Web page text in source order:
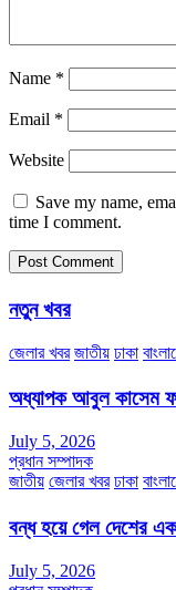
Name *
Email *
Website
Save my name,
time I comment.
নতুন খবর
জেলার খবর জাতীয় ঢাকা
অধ্যাপক আবুল কাসেম
July 5, 2026
প্রধান সম্পাদক
জাতীয় জেলার খবর ঢাকা
বন্ধ হয়ে গেল দেশের
July 5, 2026